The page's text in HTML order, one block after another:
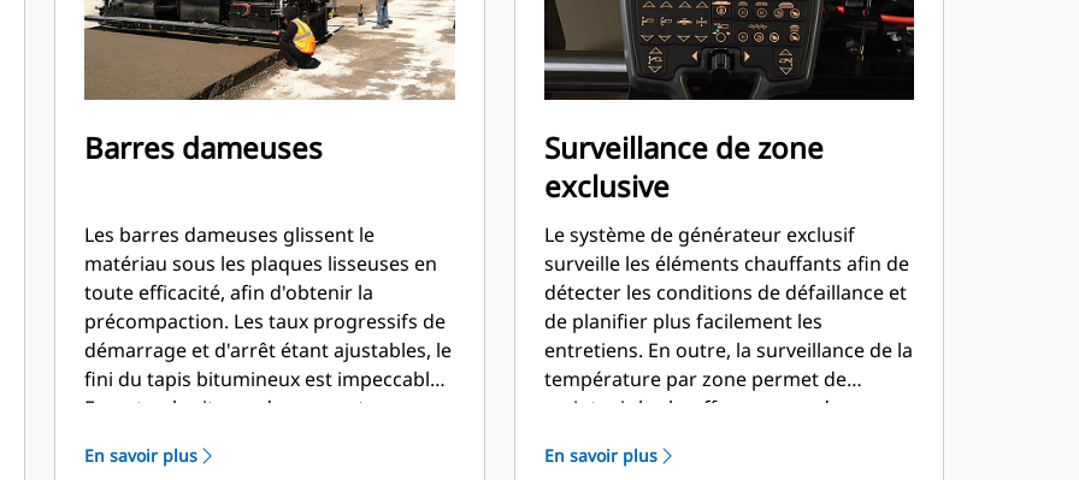
Barres dameuses
Les barres dameuses glissent le
matériau sous les plaques lisseuses en
toute efficacité, afin d'obtenir la
précompaction. Les taux progressifs de
démarrage et d'arrêt étant ajustables, le
fini du tapis bitumineux est impeccable.
En outre, la vitesse de pose est
En savoir plus
Surveillance de zone
exclusive
Le système de générateur exclusif
surveille les éléments chauffants afin de
détecter les conditions de défaillance et
de planifier plus facilement les
entretiens. En outre, la surveillance de la
température par zone permet de
maintenir le chauffage en cas de
d'avertissement sont affichés sur les
En savoir plus